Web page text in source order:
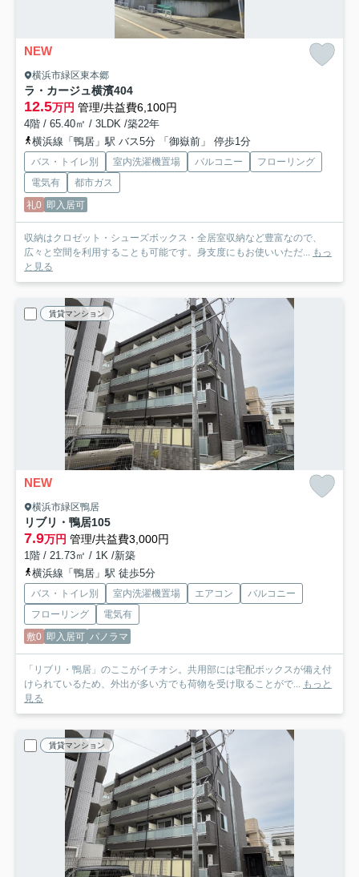
NEW
横浜市緑区東本郷
ラ・カージュ横濱404
12.5万円 管理/共益費6,100円
4階 / 65.40㎡ / 3LDK /築22年
横浜線「鴨居」駅 バス5分 「御嶽前」 停歩1分
バス・トイレ別 室内洗濯機置場 バルコニー
フローリング
電気有
都市ガス
礼0 即入居可
収納はクロゼット・シューズボックス・全居室収納など豊富なので、
広々と空間を利用することも可能です。身支度にもお使いいただ...
もっ
と見る
賃貸マンション
NEW
横浜市緑区鴨居
リブリ・鴨居105
7.9万円 管理/共益費3,000円
1階 / 21.73㎡ / 1K /新築
横浜線「鴨居」駅 徒歩5分
バス・トイレ別 室内洗濯機置場 エアコン
バルコニー
フローリング
電気有
敷0 即入居可 パノラマ
「リブリ・鴨居」のここがイチオシ。共用部には宅配ボックスが備え付
けられているため、外出が多い方でも荷物を受け取ることがで...
もっと
見る
賃貸マンション